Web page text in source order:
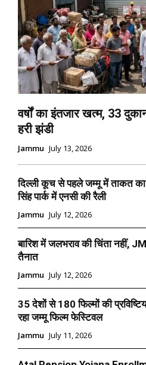
वर्षों का इंतजार खत्म, 33
हरी झंडी
Jammu July 13, 2026
दिल्ली कूच से पहले जम्मू में ताकत का
सिंह पार्क में एनसी की रैली
Jammu July 12, 2026
बारिश में जलभराव की चिंता नहीं,
तैनात
Jammu July 12, 2026
35 देशों से 180 फिल्मों की
रहा जम्मू फिल्म फेस्टिवल
Jammu July 11, 2026